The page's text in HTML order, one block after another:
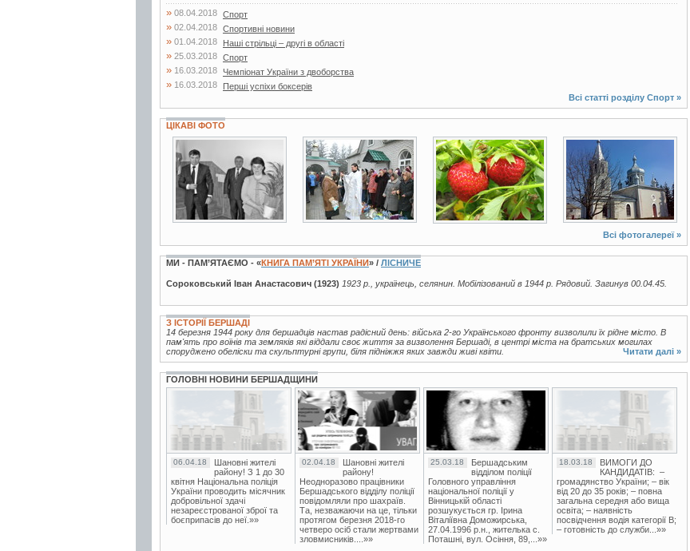
» 08.04.2018 Спорт
» 02.04.2018 Спортивні новини
» 01.04.2018 Наші стрільці – другі в області
» 25.03.2018 Спорт
» 16.03.2018 Чемпіонат України з двоборства
» 16.03.2018
Перші успіхи боксерів
Всі статті розділу Спорт »
ЦІКАВІ ФОТО
3 фото 7 фото 3 фото
Всі фотогалереї »
МИ - ПАМ’ЯТАЄМО - «КНИГА ПАМ’ЯТІ УКРАЇНИ» / ЛІСНИЧЕ
Сороковський Іван Анастасович (1923) 1923 р., українець, селянин. Мобілізований в 1944 р. Рядовий. Загинув 00.04.45.
З ІСТОРІЇ БЕРШАДІ
14 березня 1944 року для бершадців настав радісний день: війська 2-го Українського фронту визволили їх рідне місто. В
пам'ять про воїнів та земляків які віддали своє життя за визволення Бершаді, в центрі міста на братських могилах
споруджено обеліски та скульптурні групи, біля підніжжя яких завжди живі квіти.
Читати далі »
ГОЛОВНІ НОВИНИ БЕРШАДЩИНИ
06.04.18
Шановні жителі
району! З 1 до 30
квітня Національна поліція
України проводить місячник
добровільної здачі
незареєстрованої зброї та
боєприпасів до неї.»»
02.04.18
Шановні жителі
району!
Неодноразово працівники
Бершадського відділу поліції
повідомляли про шахраїв.
Та, незважаючи на це, тільки
протягом березня 2018-го
четверо осіб стали жертвами
зловмисників....»»
25.03.18
Бершадським
відділом поліції
Головного управління
національної поліції у
Вінницькій області
розшукується гр. Ірина
Віталіївна Доможирська,
27.04.1996 р.н., жителька с.
Поташні, вул. Осіння, 89,...»»
18.03.18
ВИМОГИ ДО
КАНДИДАТІВ: –
громадянство України; – вік
від 20 до 35 років; – повна
загальна середня або вища
освіта; – наявність
посвідчення водія категорії В;
– готовність до служби...»»